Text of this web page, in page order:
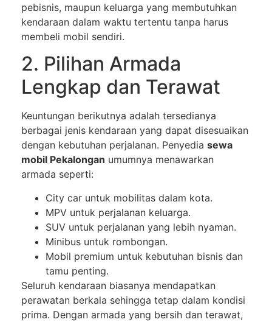
pebisnis, maupun keluarga yang membutuhkan
kendaraan dalam waktu tertentu tanpa harus
membeli mobil sendiri.
2. Pilihan Armada
Lengkap dan Terawat
Keuntungan berikutnya adalah tersedianya
berbagai jenis kendaraan yang dapat disesuaikan
dengan kebutuhan perjalanan. Penyedia sewa
mobil Pekalongan umumnya menawarkan
armada seperti:
City car untuk mobilitas dalam kota.
MPV untuk perjalanan keluarga.
SUV untuk perjalanan yang lebih nyaman.
Minibus untuk rombongan.
Mobil premium untuk kebutuhan bisnis dan
tamu penting.
Seluruh kendaraan biasanya mendapatkan
perawatan berkala sehingga tetap dalam kondisi
prima. Dengan armada yang bersih dan terawat,